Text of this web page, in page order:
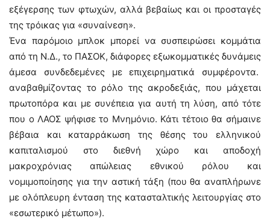
εξέγερσης των φτωχών, αλλά βεβαίως και οι προσταγές
της τρόικας για «συναίνεση».
Ένα παρόμοιο μπλοκ μπορεί να συσπειρώσει κομμάτια
από τη Ν.Δ., το ΠΑΣΟΚ, διάφορες εξωκομματικές δυνάμεις
άμεσα συνδεδεμένες με επιχειρηματικά συμφέροντα.
αναβαθμίζοντας το ρόλο της ακροδεξιάς, που μάχεται
πρωτοπόρα και με συνέπεια για αυτή τη λύση, από τότε
που ο ΛΑΟΣ ψήφισε το Μνημόνιο. Κάτι τέτοιο θα σήμαινε
βέβαια και καταρράκωση της θέσης του ελληνικού
καπιταλισμού στο διεθνή χώρο και αποδοχή
μακροχρόνιας απώλειας εθνικού ρόλου και
νομιμοποίησης για την αστική τάξη (που θα αναπλήρωνε
με ολόπλευρη ένταση της κατασταλτικής λειτουργίας στο
«εσωτερικό μέτωπο»).